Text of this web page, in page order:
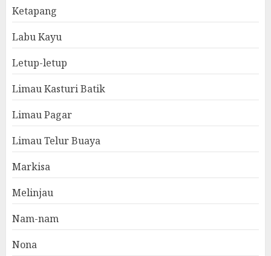
Ketapang
Labu Kayu
Letup-letup
Limau Kasturi Batik
Limau Pagar
Limau Telur Buaya
Markisa
Melinjau
Nam-nam
Nona